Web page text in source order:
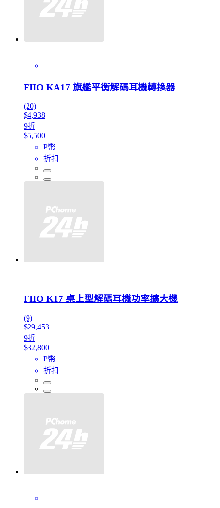
FIIO KA17 旗艦平衡解碼耳機轉換器
(20)
$4,938
9折
$5,500
P幣
折扣
FIIO K17 桌上型解碼耳機功率擴大機
(9)
$29,453
9折
$32,800
P幣
折扣